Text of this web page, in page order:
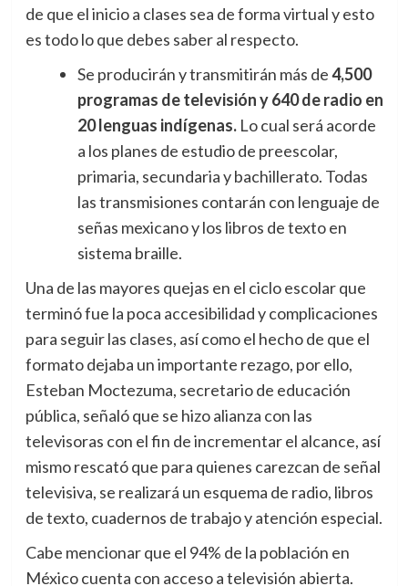
de que el inicio a clases sea de forma virtual y esto
es todo lo que debes saber al respecto.
Se producirán y transmitirán más de4,500
programas de televisión y 640 de radio en
20 lenguas indígenas.Lo cual será acorde
a los planes de estudio de preescolar,
primaria, secundaria y bachillerato. Todas
las transmisiones contarán con lenguaje de
señas mexicano y los libros de texto en
sistema braille.
Una de las mayores quejas en el ciclo escolar que
terminó fue la poca accesibilidad y complicaciones
para seguir las clases, así como el hecho de que el
formato dejaba un importante rezago, por ello,
Esteban Moctezuma, secretario de educación
pública, señaló que se hizo alianza con las
televisoras con el fin de incrementar el alcance, así
mismo rescató que para quienes carezcan de señal
televisiva, se realizará un esquema de radio, libros
de texto, cuadernos de trabajo y atención especial.
Cabe mencionar que el 94% de la población en
México cuenta con acceso a televisión abierta.